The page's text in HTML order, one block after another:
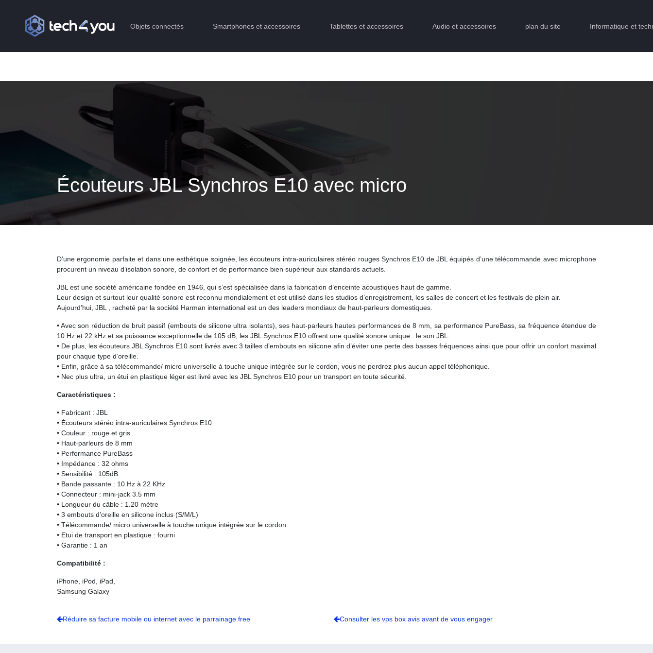
Objets connectés Smartphones et accessoires Tablettes et accessoires Audio et accessoires plan du site Informatique et
Écouteurs JBL Synchros E10 avec micro
D’une ergonomie parfaite et dans une esthétique soignée, les écouteurs intra-auriculaires stéréo rouges Synchros E10 de JBL équipés d’une télécommande avec microphone
procurent un niveau d’isolation sonore, de confort et de performance bien supérieur aux standards actuels.
JBL est une société américaine fondée en 1946, qui s’est spécialisée dans la fabrication d’enceinte acoustiques haut de gamme.
Leur design et surtout leur qualité sonore est reconnu mondialement et est utilisé dans les studios d’enregistrement, les salles de concert et les festivals de plein air.
Aujourd’hui, JBL , racheté par la société Harman international est un des leaders mondiaux de haut-parleurs domestiques.
• Avec son réduction de bruit passif (embouts de silicone ultra isolants), ses haut-parleurs hautes performances de 8 mm, sa performance PureBass, sa fréquence étendue de
10 Hz et 22 kHz et sa puissance exceptionnelle de 105 dB, les JBL Synchros E10 offrent une qualité sonore unique : le son JBL.
• De plus, les écouteurs JBL Synchros E10 sont livrés avec 3 tailles d’embouts en silicone afin d’éviter une perte des basses fréquences ainsi que pour offrir un confort maximal
pour chaque type d’oreille.
• Enfin, grâce à sa télécommande/ micro universelle à touche unique intégrée sur le cordon, vous ne perdrez plus aucun appel téléphonique.
• Nec plus ultra, un étui en plastique léger est livré avec les JBL Synchros E10 pour un transport en toute sécurité.
Caractéristiques :
• Fabricant : JBL
• Écouteurs stéréo intra-auriculaires Synchros E10
• Couleur : rouge et gris
• Haut-parleurs de 8 mm
• Performance PureBass
• Impédance : 32 ohms
• Sensibilité : 105dB
• Bande passante : 10 Hz à 22 KHz
• Connecteur : mini-jack 3.5 mm
• Longueur du câble : 1.20 mètre
• 3 embouts d’oreille en silicone inclus (S/M/L)
• Télécommande/ micro universelle à touche unique intégrée sur le cordon
• Etui de transport en plastique : fourni
• Garantie : 1 an
Compatibilité :
iPhone, iPod, iPad,
Samsung Galaxy
Réduire sa facture mobile ou internet avec le parrainage free Consulter les vps box avis avant de vous engager